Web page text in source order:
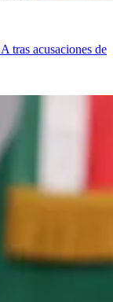
tras acusaciones de